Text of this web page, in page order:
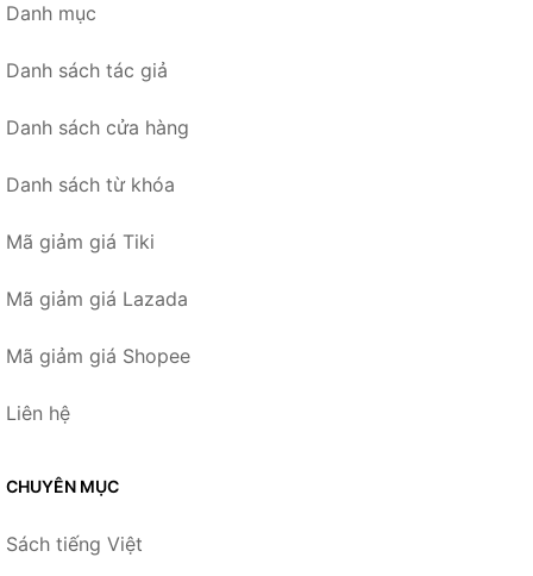
Danh mục
Danh sách tác giả
Danh sách cửa hàng
Danh sách từ khóa
Mã giảm giá Tiki
Mã giảm giá Lazada
Mã giảm giá Shopee
Liên hệ
CHUYÊN MỤC
Sách tiếng Việt